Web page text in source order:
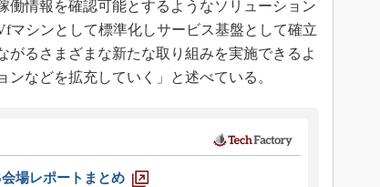
働情報を確認可能とするようなソリューション
マシンとして標準化しサービス基盤として確立
がるさまざまな新たな取り組みを実施できるよ
などを拡充していく」と述べている。
場レポートまとめ